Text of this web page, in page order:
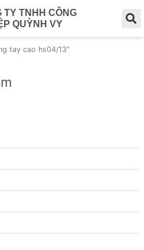
TY TNHH CÔNG
QUỲNH VY
tay cao hs04/13”